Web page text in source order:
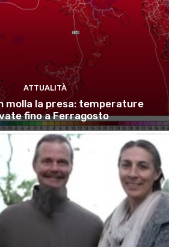
ATTUALITÀ
molla la presa: temperature
fino a Ferragosto